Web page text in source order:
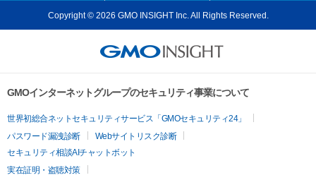
Copyright © 2026 GMO INSIGHT Inc. All Rights Reserved.
GMOインターネットグループのセキュリティ事業について
世界初総合ネットセキュリティサービス「GMOセキュリティ24」
パスワード漏洩診断
Webサイトリスク診断
セキュリティ相談AIチャットボット
実在証明・盗聴対策